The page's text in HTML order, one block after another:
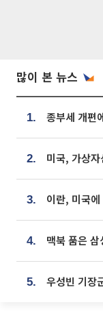
많이 본 뉴스
1.
2.
3.
4.
5.